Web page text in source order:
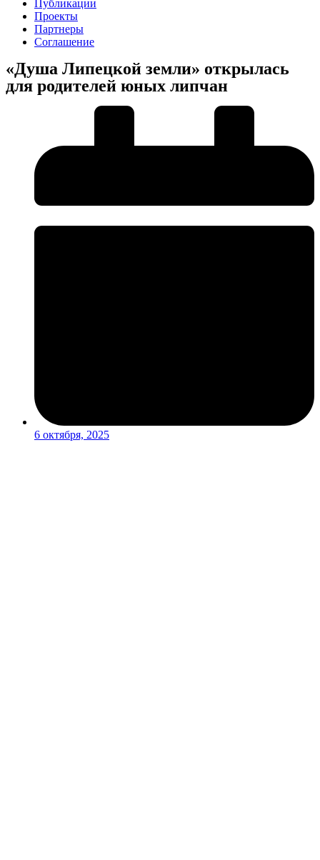
Публикации
Проекты
Партнеры
Соглашение
«Душа Липецкой земли» открылась
для родителей юных липчан
6 октября, 2025